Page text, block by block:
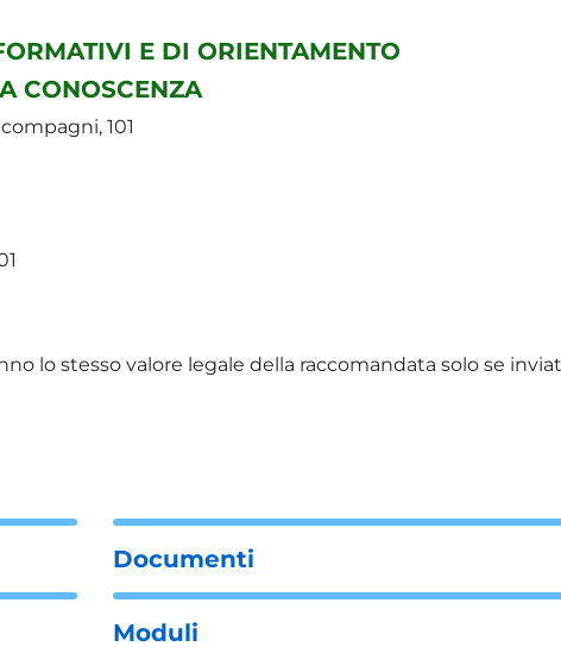
E DI ORIENTAMENTO
CONOSCENZA
101
lo stesso valore legale della raccomandata solo se
Documenti
Moduli